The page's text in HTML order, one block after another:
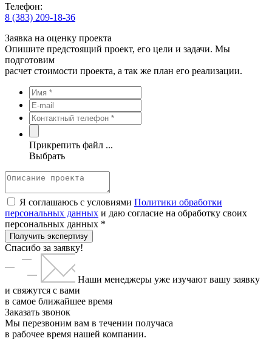
Телефон:
8 (383) 209-18-36
Заявка на оценку проекта
Опишите предстоящий проект, его цели и задачи. Мы
подготовим
расчет стоимости проекта, а так же план его реализации.
Прикрепить файл ...
Выбрать
Я соглашаюсь с условиями Политики обработки
персональных данных и даю согласие на обработку своих
персональных данных *
Получить экспертизу
Спасибо за заявку!
Наши менеджеры уже изучают вашу заявку
и свяжутся с вами
в самое ближайшее время
Заказать звонок
Мы перезвоним вам в течении получаса
в рабочее время нашей компании.